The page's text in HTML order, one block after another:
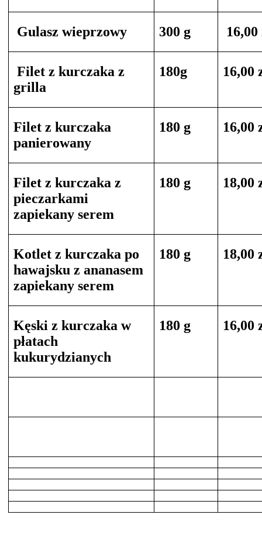
Gulasz wieprzowy 300 g 16,00
Filet z kurczaka z
grilla
180g 16,00
Filet z kurczaka
panierowany
180 g 16,00
Filet z kurczaka z
pieczarkami
zapiekany serem
180 g 18,00
Kotlet z kurczaka po
hawajsku z ananasem
zapiekany serem
180 g 18,00
Kęski z kurczaka w
płatach
kukurydzianych
180 g 16,00